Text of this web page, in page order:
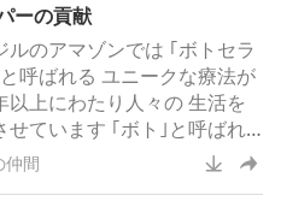
と言いました 彼はどこから
く現れ その場に立ち止まり
を振りました どんな鼠(の民)
ぽを 振るのですか？ 人間は
を心から愛
ーの貢献
ルのアマゾンでは ｢ボトセラ
呼ばれる ユニークな療法が
以上にわたり人々の 生活を
せています ｢ボト｣と呼ばれ
心 あふれるピンクのイルカ
協力し 理学療法士の イゴー
仲間